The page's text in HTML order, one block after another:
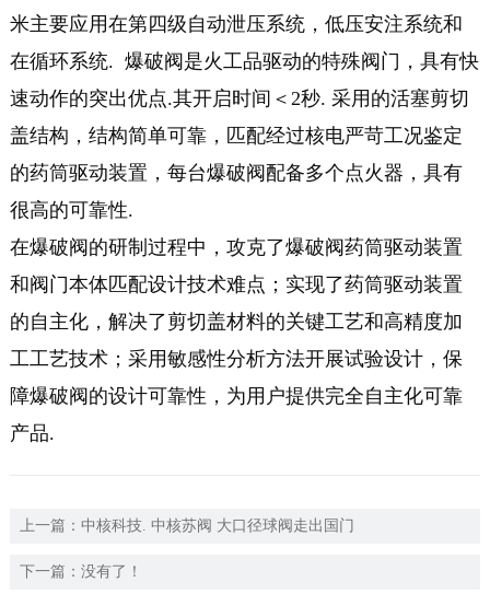
米主要应用在第四级自动泄压系统，低压安注系统和
在循环系统. 爆破阀是火工品驱动的特殊阀门，具有快
速动作的突出优点.其开启时间＜2秒. 采用的活塞剪切
盖结构，结构简单可靠，匹配经过核电严苛工况鉴定
的药筒驱动装置，每台爆破阀配备多个点火器，具有
很高的可靠性.
在爆破阀的研制过程中，攻克了爆破阀药筒驱动装置
和阀门本体匹配设计技术难点；实现了药筒驱动装置
的自主化，解决了剪切盖材料的关键工艺和高精度加
工工艺技术；采用敏感性分析方法开展试验设计，保
障爆破阀的设计可靠性，为用户提供完全自主化可靠
产品.
上一篇： 中核科技. 中核苏阀 大口径球阀走出国门
下一篇：没有了！